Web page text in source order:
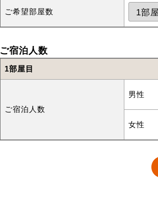
ご希望部屋数
ご宿泊人数
1部屋目
ご宿泊人数
男性
女性